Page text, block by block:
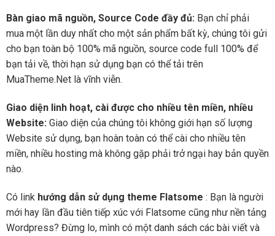
Bàn giao mã nguồn, Source Code đầy đủ: Bạn chỉ phải
mua một lần duy nhất cho một sản phẩm bất kỳ, chúng tôi gửi
cho bạn toàn bộ 100% mã nguồn, source code full 100% để
bạn tải về, thời hạn sử dụng bạn có thể tải trên
MuaTheme.Net là vĩnh viễn.
Giao diện linh hoạt, cài được cho nhiều tên miền, nhiều
Website: Giao diện của chúng tôi không giới hạn số lượng
Website sử dụng, bạn hoàn toàn có thể cài cho nhiều tên
miền, nhiều hosting mà không gặp phải trở ngại hay bản quyền
nào.
Có link hướng dẫn sử dụng theme Flatsome : Bạn là người
mới hay lần đầu tiên tiếp xúc với Flatsome cũng như nền tảng
Wordpress? Đừng lo, mình có một danh sách các bài viết và